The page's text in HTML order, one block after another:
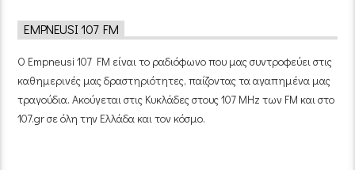
EMPNEUSI 107 FM
Ο Empneusi 107 FM είναι το ραδιόφωνο που μας συντροφεύει στις
καθημερινές μας δραστηριότητες, παίζοντας τα αγαπημένα μας
τραγούδια. Ακούγεται στις Κυκλάδες στους 107 MHz των FM και στο
107.gr σε όλη την Ελλάδα και τον κόσμο.